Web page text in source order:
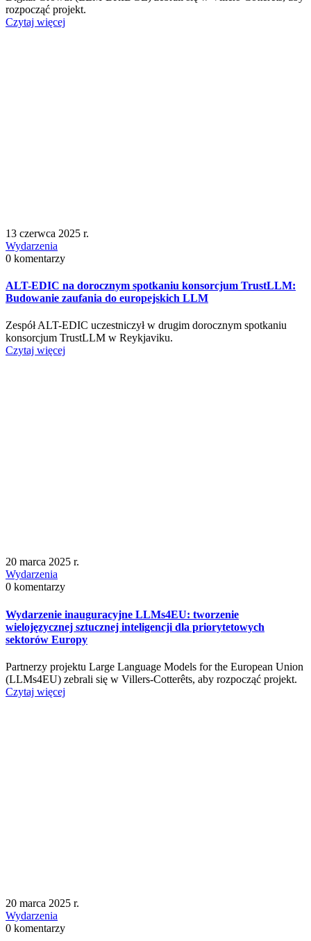
rozpocząć projekt.
Czytaj więcej
13 czerwca 2025 r.
Wydarzenia
0 komentarzy
ALT-EDIC na dorocznym spotkaniu konsorcjum TrustLLM:
Budowanie zaufania do europejskich LLM
Zespół ALT-EDIC uczestniczył w drugim dorocznym spotkaniu
konsorcjum TrustLLM w Reykjaviku.
Czytaj więcej
20 marca 2025 r.
Wydarzenia
0 komentarzy
Wydarzenie inauguracyjne LLMs4EU: tworzenie
wielojęzycznej sztucznej inteligencji dla priorytetowych
sektorów Europy
Partnerzy projektu Large Language Models for the European Union
(LLMs4EU) zebrali się w Villers-Cotterêts, aby rozpocząć projekt.
Czytaj więcej
20 marca 2025 r.
Wydarzenia
0 komentarzy